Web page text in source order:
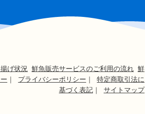
げ状況 鮮魚販売サービスのご利用の流れ 鮮
｜ プライバシーポリシー ｜ 特定商取引法に
基づく表記 ｜ サイトマップ